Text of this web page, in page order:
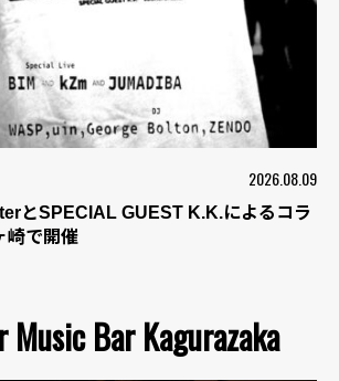
2026.08.09
とSPECIAL GUEST K.K.によるコラ
崎で開催
Music Bar Kagurazaka